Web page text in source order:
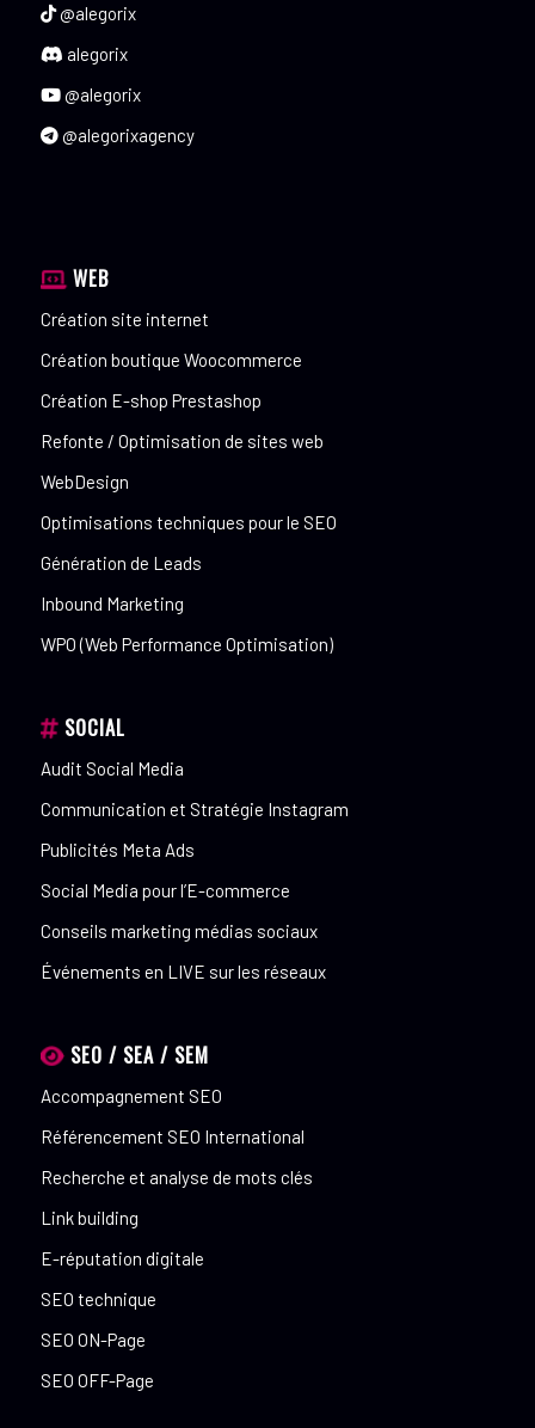
@alegorix
alegorix
@alegorix
@alegorixagency
WEB
Création site internet
Création boutique Woocommerce
Création E-shop Prestashop
Refonte / Optimisation de sites web
WebDesign
Optimisations techniques pour le SEO
Génération de Leads
Inbound Marketing
WPO (Web Performance Optimisation)
SOCIAL
Audit Social Media
Communication et Stratégie Instagram
Publicités Meta Ads
Social Media pour l’E-commerce
Conseils marketing médias sociaux
Événements en LIVE sur les réseaux
SEO / SEA / SEM
Accompagnement SEO
Référencement SEO International
Recherche et analyse de mots clés
Link building
E-réputation digitale
SEO technique
SEO ON-Page
SEO OFF-Page